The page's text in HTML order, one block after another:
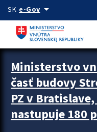
Preskocit na hlavný obsah
SK e-Govarrow_drop_down
Ministerstvo
časť budovy
PZ v
nastupuje 180